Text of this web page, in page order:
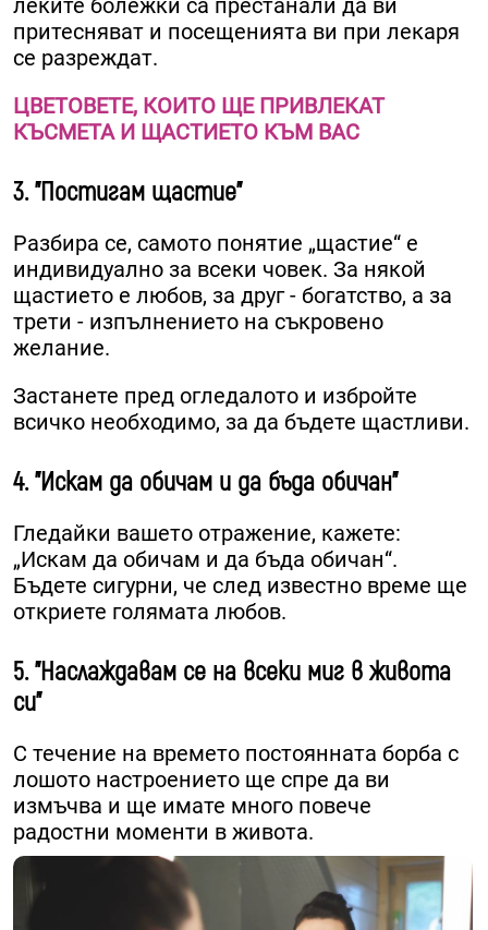
леките болежки са престанали да ви
притесняват и посещенията ви при лекаря
се разреждат.
ЦВЕТОВЕТЕ, КОИТО ЩЕ ПРИВЛЕКАТ
КЪСМЕТА И ЩАСТИЕТО КЪМ ВАС
3. "Постигам щастие"
Разбира се, самото понятие „щастие“ е
индивидуално за всеки човек. За някой
щастието е любов, за друг - богатство, а за
трети - изпълнението на съкровено
желание.
Застанете пред огледалото и избройте
всичко необходимо, за да бъдете щастливи.
4. "Искам да обичам и да бъда обичан"
Гледайки вашето отражение, кажете:
„Искам да обичам и да бъда обичан“.
Бъдете сигурни, че след известно време ще
откриете голямата любов.
5. "Наслаждавам се на всеки миг в живота
си"
С течение на времето постоянната борба с
лошото настроението ще спре да ви
измъчва и ще имате много повече
радостни моменти в живота.